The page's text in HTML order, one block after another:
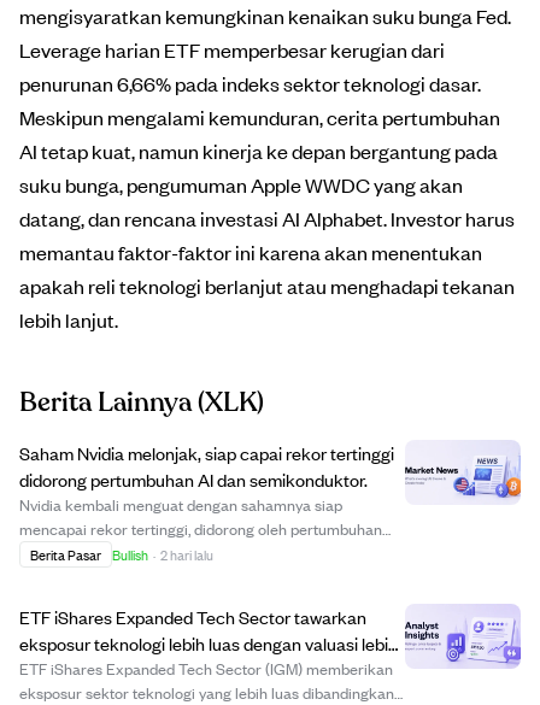
mengisyaratkan kemungkinan kenaikan suku bunga Fed.
Leverage harian ETF memperbesar kerugian dari
penurunan 6,66% pada indeks sektor teknologi dasar.
Meskipun mengalami kemunduran, cerita pertumbuhan
AI tetap kuat, namun kinerja ke depan bergantung pada
suku bunga, pengumuman Apple WWDC yang akan
datang, dan rencana investasi AI Alphabet. Investor harus
memantau faktor-faktor ini karena akan menentukan
apakah reli teknologi berlanjut atau menghadapi tekanan
lebih lanjut.
Berita Lainnya(XLK)
Saham Nvidia melonjak, siap capai rekor tertinggi
didorong pertumbuhan AI dan semikonduktor.
Nvidia kembali menguat dengan sahamnya siap
mencapai rekor tertinggi, didorong oleh pertumbuhan
kuat di sektor AI dan semikonduktor. Valuasi di sektor
Berita Pasar Bullish · 2 hari lalu
ETF iShares Expanded Tech Sector tawarkan
eksposur teknologi lebih luas dengan valuasi lebih
rendah dari XLK, diprediksi unggul.
ETF iShares Expanded Tech Sector (IGM) memberikan
eksposur sektor teknologi yang lebih luas dibandingkan